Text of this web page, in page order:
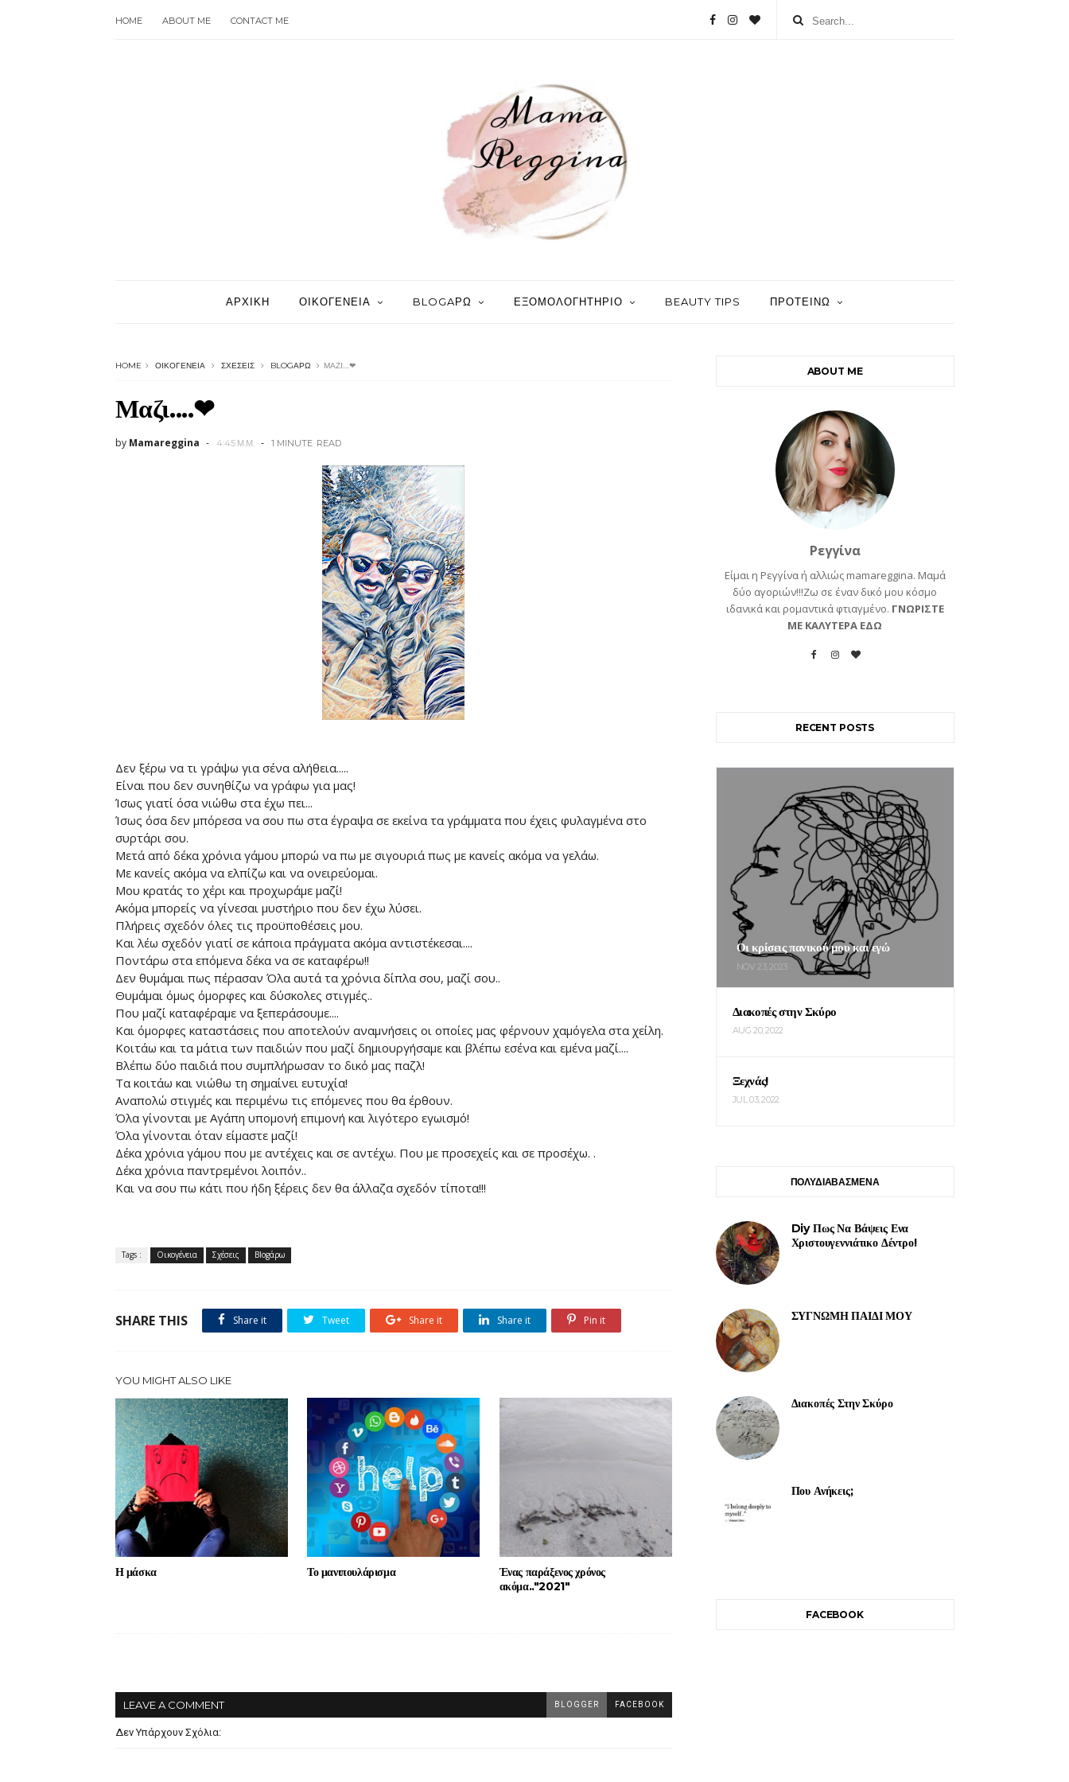
HOME ABOUT ME CONTACT ME
ΑΡΧΙΚΗ ΟΙΚΟΓΕΝΕΙΑ BLOGAΡΩ ΕΞΟΜΟΛΟΓΗΤΗΡΙΟ BEAUTY TIPS ΠΡΟΤΕΙΝΩ
HOME ΟΙΚΟΓΈΝΕΙΑ ΣΧΈΣΕΙΣ BLOGΆΡΩ ΜΑΖΙ....❤
Μαζι....❤
by Mamareggina 4:45 Μ.Μ. 1 MINUTE READ
Δεν ξέρω να τι γράψω για σένα αλήθεια.....
Είναι που δεν συνηθίζω να γράφω για μας!
Ίσως γιατί όσα νιώθω στα έχω πει...
Ίσως όσα δεν μπόρεσα να σου πω στα έγραψα σε εκείνα τα γράμματα που έχεις φυλαγμένα στο
συρτάρι σου.
Μετά από δέκα χρόνια γάμου μπορώ να πω με σιγουριά πως με κανείς ακόμα να γελάω.
Με κανείς ακόμα να ελπίζω και να ονειρεύομαι.
Μου κρατάς το χέρι και προχωράμε μαζί!
Ακόμα μπορείς να γίνεσαι μυστήριο που δεν έχω λύσει.
Πλήρεις σχεδόν όλες τις προϋποθέσεις μου.
Και λέω σχεδόν γιατί σε κάποια πράγματα ακόμα αντιστέκεσαι....
Ποντάρω στα επόμενα δέκα να σε καταφέρω!!
Δεν θυμάμαι πως πέρασαν Όλα αυτά τα χρόνια δίπλα σου, μαζί σου..
Θυμάμαι όμως όμορφες και δύσκολες στιγμές..
Που μαζί καταφέραμε να ξεπεράσουμε....
Και όμορφες καταστάσεις που αποτελούν αναμνήσεις οι οποίες μας φέρνουν χαμόγελα στα χείλη.
Κοιτάω και τα μάτια των παιδιών που μαζί δημιουργήσαμε και βλέπω εσένα και εμένα μαζί....
Βλέπω δύο παιδιά που συμπλήρωσαν το δικό μας παζλ!
Τα κοιτάω και νιώθω τη σημαίνει ευτυχία!
Αναπολώ στιγμές και περιμένω τις επόμενες που θα έρθουν.
Όλα γίνονται με Αγάπη υπομονή επιμονή και λιγότερο εγωισμό!
Όλα γίνονται όταν είμαστε μαζί!
Δέκα χρόνια γάμου που με αντέχεις και σε αντέχω. Που με προσεχείς και σε προσέχω. .
Δέκα χρόνια παντρεμένοι λοιπόν..
Και να σου πω κάτι που ήδη ξέρεις δεν θα άλλαζα σχεδόν τίποτα!!!
Tags : Οικογένεια Σχέσεις Blogάρω
SHARE THIS Share it Tweet Share it Share it Pin it
YOU MIGHT ALSO LIKE
Η μάσκα Το μανιπουλάρισμα
Ένας παράξενος χρόνος
ακόμα.."2021"
LEAVE A COMMENT BLOGGER FACEBOOK
Δεν Υπάρχουν Σχόλια:
ABOUT ME
Ρεγγίνα
Είμαι η Ρεγγίνα ή αλλιώς mamareggina. Μαμά
δύο αγοριών!!!Ζω σε έναν δικό μου κόσμο
ιδανικά και ρομαντικά φτιαγμένο. ΓΝΩΡΙΣΤΕ
ΜΕ ΚΑΛΥΤΕΡΑ ΕΔΩ
RECENT POSTS
Οι κρίσεις πανικού μου και εγώ
NOV 23, 2023
Διακοπές στην Σκύρο
AUG 20, 2022
Ξεχνάς!
JUL 03, 2022
ΠΟΛΥΔΙΑΒΑΣΜΕΝΑ
Diy Πως Να Βάψεις Ενα
Χριστουγεννιάτικο Δέντρο!
ΣΥΓΝΩΜΗ ΠΑΙΔΙ ΜΟΥ
Διακοπές Στην Σκύρο
Που Ανήκεις;
FACEBOOK